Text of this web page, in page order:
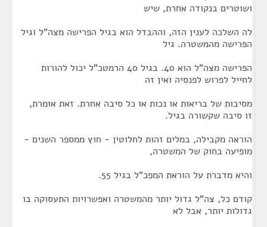
ושוטרים בנקודה אחרת, שיש
לה השלכה לענין הזה, וההבדל הוא בגיל הפרישה מצה"ל וגיל
הפרישה מהמשטרה. גיל
הפרישה מצה"ל הוא 40. בגיל 40 הרמטכ"ל יכול להורות
לחייל לפרוש לפנסיה ואין זה
מסיבות של בריאות או נכות או כל סיבה אחרת. זאת אומרת,
זו סיבה שקשורה בגיל.
הוראה מקבילה, במלים זהות לחלוטין - חוץ ממספר השנים -
מופיעה בחוק של המשטרה,
והיא מדברת על הוראת המפכ"ל בגיל 55.
קודם כל, צה"ל גדול יותר מהמשטרה ואפשרויות התעסוקה בו
גדולות יותר, אבל לא